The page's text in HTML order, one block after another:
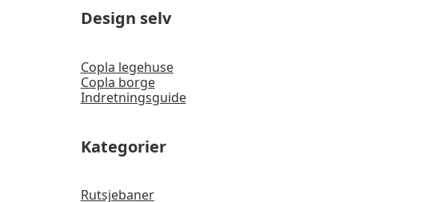
Design selv
Copla legehuse
Copla borge
Indretningsguide
Kategorier
Rutsjebaner